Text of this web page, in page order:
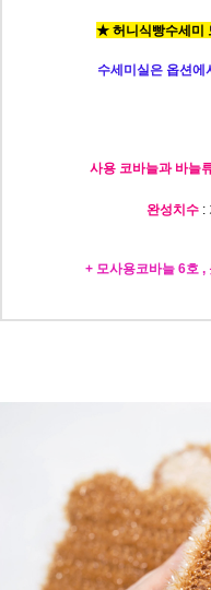
★ 허니식빵수세미
수세미실은 옵션에
사용 코바늘과 바늘
완성치수 :
+ 모사용코바늘 6호 ,